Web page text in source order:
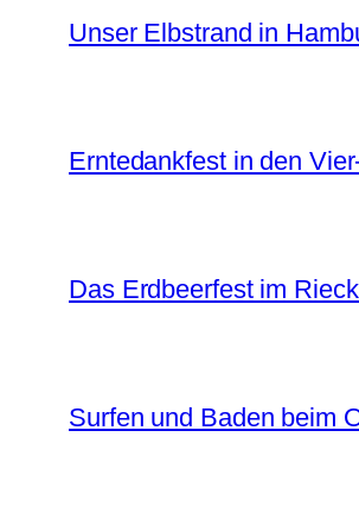
Unser Elbstrand in
Erntedankfest in den
Das Erdbeerfest im
Surfen und Baden beim